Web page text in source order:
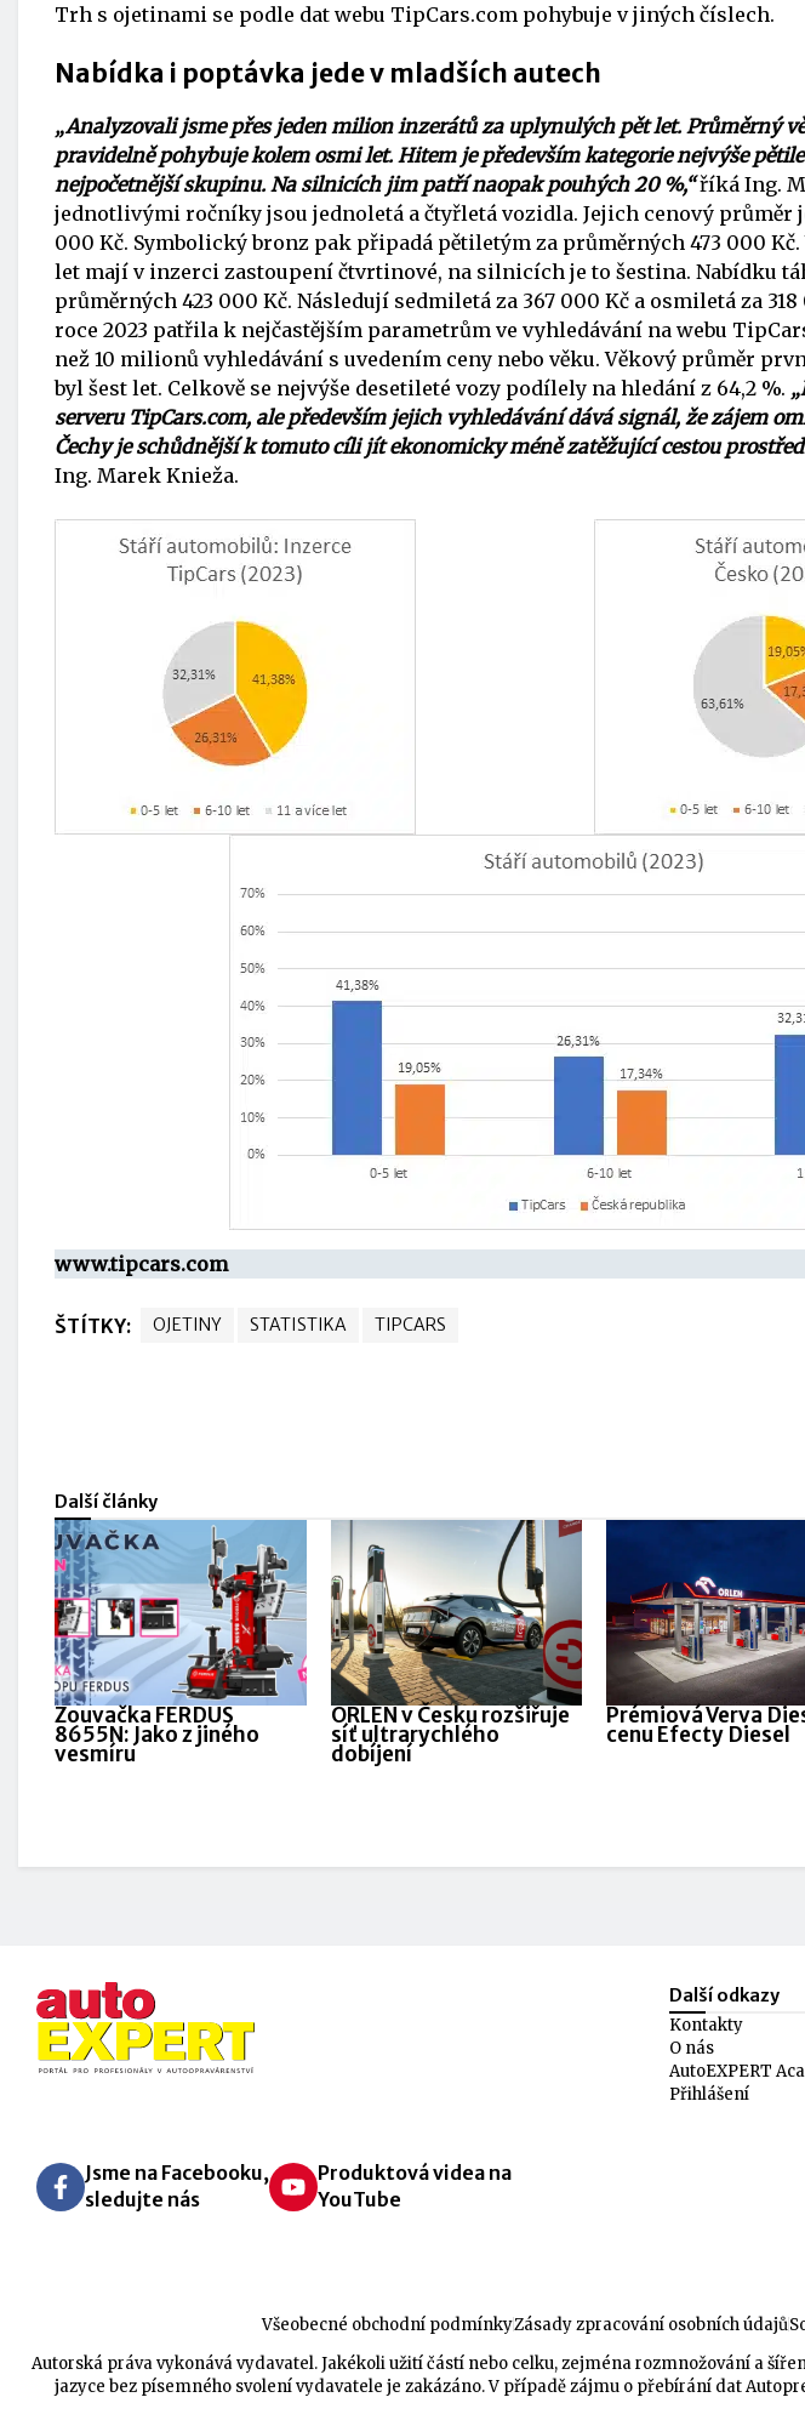
Trh s ojetinami se podle dat webu TipCars.com pohybuje v jiných číslech.
Nabídka i poptávka jede v mladších autech
„Analyzovali jsme přes jeden milion inzerátů za uplynulých pět let. Průměrný
pravidelně pohybuje kolem osmi let. Hitem je především kategorie nejvýše
nejpočetnější skupinu. Na silnicích jim patří naopak pouhých 20 %,“ říká Ing.
jednotlivými ročníky jsou jednoletá a čtyřletá vozidla. Jejich cenový průměr
000 Kč. Symbolický bronz pak připadá pětiletým za průměrných 473 000
let mají v inzerci zastoupení čtvrtinové, na silnicích je to šestina. Nabídku
průměrných 423 000 Kč. Následují sedmiletá za 367 000 Kč a osmiletá za
roce 2023 patřila k nejčastějším parametrům ve vyhledávání na webu
než 10 milionů vyhledávání s uvedením ceny nebo věku. Věkový průměr
byl šest let. Celkově se nejvýše desetileté vozy podílely na hledání z 64,2 %.
serveru TipCars.com, ale především jejich vyhledávání dává signál, že zájem
Čechy je schůdnější k tomuto cíli jít ekonomicky méně zatěžující cestou
Ing. Marek Knieža.
www.tipcars.com
ŠTÍTKY: OJETINY STATISTIKA TIPCARS
Další články
Zouvačka FERDUS
8655N: Jako z jiného
vesmíru
ORLEN v Česku rozšiřuje
síť ultrarychlého
dobíjení
Prémiová Verva
cenu Efecty Diesel
Další odkazy
Kontakty
O nás
AutoEXPERT
Přihlášení
Jsme na Facebooku,
sledujte nás
Produktová videa na
YouTube
Všeobecné obchodní podmínkyZásady zpracování osobních údajů
Autorská práva vykonává vydavatel. Jakékoli užití částí nebo celku, zejména rozmnožování a
jazyce bez písemného svolení vydavatele je zakázáno. V případě zájmu o přebírání dat